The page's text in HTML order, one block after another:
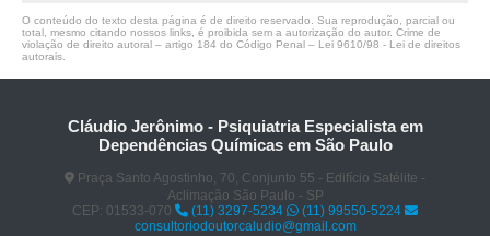
O conteúdo do texto desta página é de direito reservado. Sua reprodução, parcial ou
total, mesmo citando nossos links, é proibida sem a autorização do autor. Crime de
violação de direito autoral – artigo 184 do Código Penal – Lei 9610/98 - Lei de direitos
autorais
Cláudio Jerônimo - Psiquiatria Especialista em
Dependências Químicas em São Paulo
Praça Santo Agostinho, 70, Conjunto 55 - Edifício Satélite -
Aclimação São Paulo - SP
CEP: 01533-070
(11) 3297-5234
(11) 99550-5224
consultoriodoutorcaludio@gmail.com